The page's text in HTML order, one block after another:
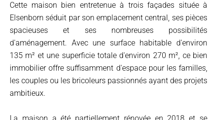
Cette maison bien entretenue à trois façades située à
Elsenborn séduit par son emplacement central, ses pièces
spacieuses et ses nombreuses possibilités
d'aménagement. Avec une surface habitable d'environ
135 m² et une superficie totale d'environ 270 m², ce bien
immobilier offre suffisamment d'espace pour les familles,
les couples ou les bricoleurs passionnés ayant des projets
ambitieux.